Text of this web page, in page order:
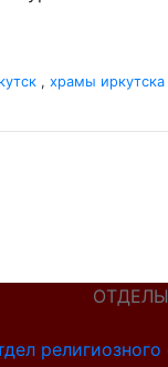
, храмы иркутска
ОТДЕЛЫ
религиозного